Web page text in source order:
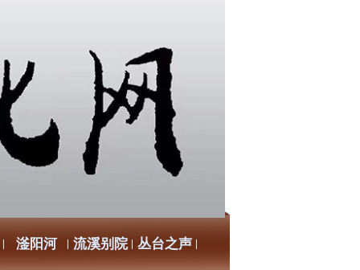
滏阳河 流溪别院 丛台之声